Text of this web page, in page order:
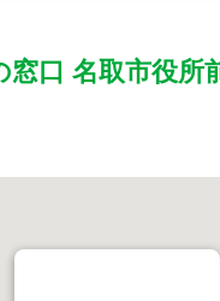
窓口 名取市役所